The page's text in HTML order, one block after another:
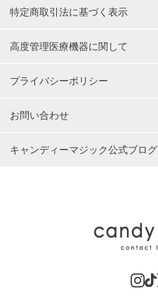
特定商取引法に基づく表示
高度管理医療機器に関して
プライバシーポリシー
お問い合わせ
キャンディーマジック公式ブログ